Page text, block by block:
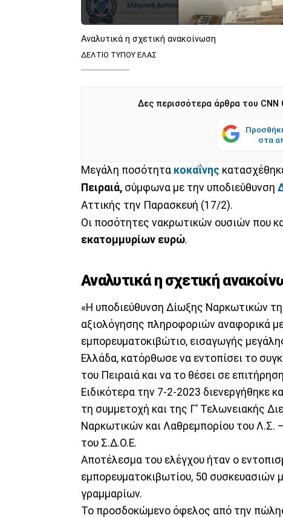
Αναλυτικά η σχετική ανακοίνωση
ΔΕΛΤΙΟ ΤΥΠΟΥ ΕΛΑΣ
Δες περισσότερα άρθρα του CNN
στα
Μεγάλη ποσότητα κοκαΐνης
Πειραιά, σύμφωνα με την υποδιεύθυνση
Αττικής την Παρασκευή (17/2).
Οι ποσότητες νακρωτικών ουσιών που
εκατομμυρίων ευρώ.
Αναλυτικά η σχετική
«Η υποδιεύθυνση Δίωξης Ναρκωτικών
αξιολόγησης πληροφοριών αναφορικά
εμπορευματοκιβώτιο, εισαγωγής
Ελλάδα, κατόρθωσε να εντοπίσει το
του Πειραιά και να το θέσει σε
Ειδικότερα την 7-2-2023 διενεργήθηκε
τη συμμετοχή και της Γ’ Τελωνειακής
Ναρκωτικών και Λαθρεμπορίου του
του Σ.Δ.Ο.Ε.
Αποτέλεσμα του ελέγχου ήταν ο
εμπορευματοκιβωτίου, 50 συσκευασιών
γραμμαρίων.
Το προσδοκώμενο όφελος από την